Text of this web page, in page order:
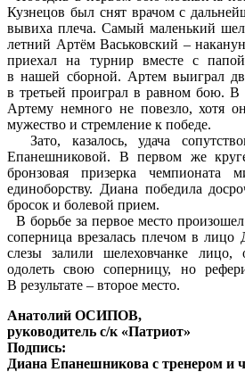
Кузнецов был снят врачом с
вывиха плеча. Самый маленький
летний Артём Васьковский –
приехал на турнир вместе с
в нашей сборной. Артем выиграл
в третьей проиграл в равном бою. В
Артему немного не повезло, хотя
мужество и стремление к победе.
Зато, казалось, удача
Епанешниковой. В первом же
бронзовая призерка чемпионата
единоборству. Диана победила
бросок и болевой прием.
В борьбе за первое место
соперница врезалась плечом в лицо
слезы залили шелеховчанке лицо,
одолеть свою соперницу, но
В результате – второе место.
Анатолий ОСИПОВ,
руководитель с/к «Патриот»
Подпись:
Диана Епанешникова с тренером и